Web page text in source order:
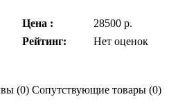
Цена :
28500 р.
Рейтинг:
Нет оценок
(0) Сопутствующие товары (0)